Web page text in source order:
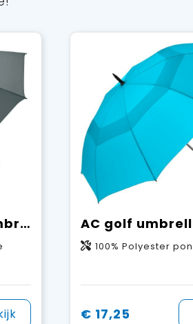
Fibreglass golf umbrella
100% Polyester
€ 17,25